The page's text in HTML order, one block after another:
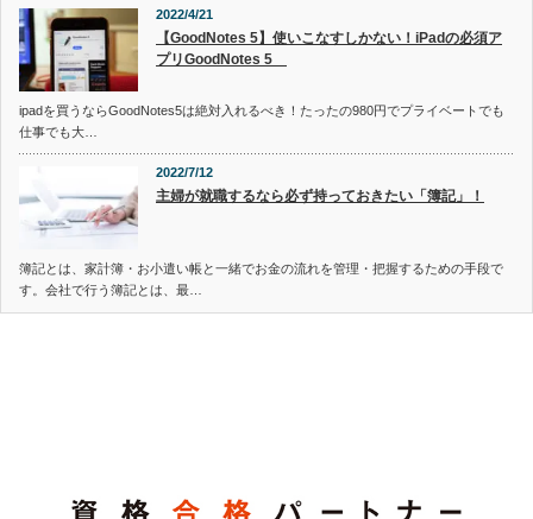
2022/4/21
【GoodNotes 5】使いこなすしかない！iPadの必須ア
プリGoodNotes 5
ipadを買うならGoodNotes5は絶対入れるべき！たったの980円でプライベートでも
仕事でも大…
2022/7/12
主婦が就職するなら必ず持っておきたい「簿記」！
簿記とは、家計簿・お小遣い帳と一緒でお金の流れを管理・把握するための手段で
す。会社で行う簿記とは、最…